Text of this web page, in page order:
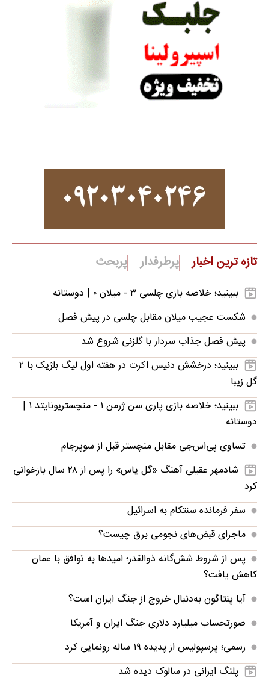
تازه ترین اخبار پرطرفدار پربحث
ببینید؛ خلاصه بازی چلسی ۳ - میلان ۰ | دوستانه
شکست عجیب میلان مقابل چلسی در پیش فصل
پیش فصل جذاب سردار با گلزنی شروع شد
ببینید؛ درخشش دنیس اکرت در هفته اول لیگ بلژیک با ۲
گل زیبا
ببینید؛ خلاصه بازی پاری سن ژرمن ۱ - منچستریونایتد ۱ |
دوستانه
تساوی پی‌اس‌جی مقابل منچستر قبل از سوپرجام
شادمهر عقیلی آهنگ «گل یاس» را پس از ۲۸ سال بازخوانی
کرد
سفر فرمانده سنتکام به اسرائیل
ماجرای قبض‌های نجومی برق چیست؟
پس از شروط شش‌گانه ذوالقدر؛ امیدها به توافق با عمان
کاهش یافت؟
آیا پنتاگون به‌دنبال خروج از جنگ ایران است؟
صورتحساب میلیارد دلاری جنگ ایران و آمریکا
رسمی؛ پرسپولیس از پدیده ۱۹ ساله رونمایی کرد
پلنگ ایرانی در سالوک دیده شد